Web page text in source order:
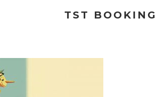
TST BOOKING